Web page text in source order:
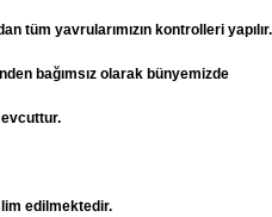
tüm yavrularımızın kontrolleri yapılır.
bağımsız olarak bünyemizde
edilmektedir.